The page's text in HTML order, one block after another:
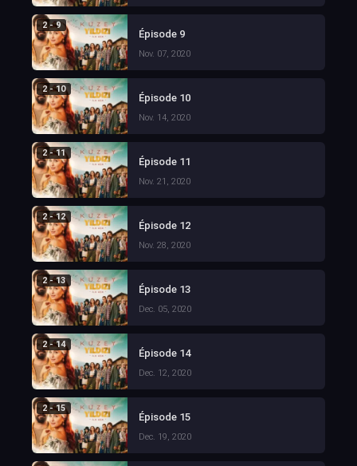
2 - 9
Épisode 9
Nov. 07, 2020
2 - 10
Épisode 10
Nov. 14, 2020
2 - 11
Épisode 11
Nov. 21, 2020
2 - 12
Épisode 12
Nov. 28, 2020
2 - 13
Épisode 13
Dec. 05, 2020
2 - 14
Épisode 14
Dec. 12, 2020
2 - 15
Épisode 15
Dec. 19, 2020